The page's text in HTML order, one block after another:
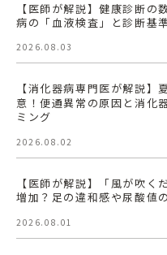
【医師が解説】健康診断の
病の「血液検査」と診断基
2026.08.03
【消化器病専門医が解説】
意！便通異常の原因と消化
ミング
2026.08.02
【医師が解説】「風が吹く
増加？足の違和感や尿酸値
2026.08.01